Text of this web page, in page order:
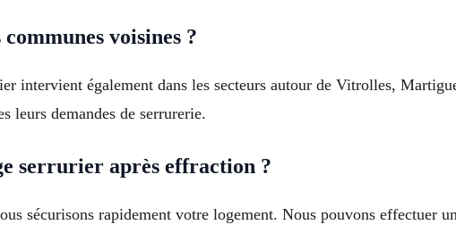
voisines ?
intervient également dans les secteurs autour de Vitrolles,
leurs demandes de serrurerie.
serrurier après effraction ?
sécurisons rapidement votre logement. Nous pouvons effectuer